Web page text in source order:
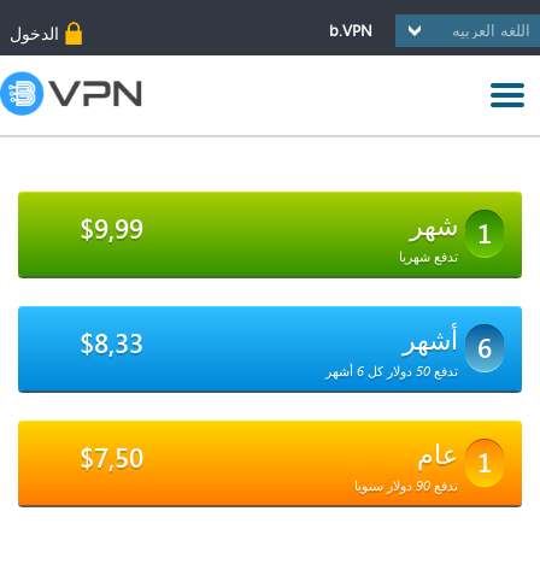
b.VPN الدخول
1 شهر $9,99
تدفع شهريا
6 أشهر $8,33
تدفع 50 دولار كل 6 أشهر
1 عام $7,50
تدفع 90 دولار سنويا